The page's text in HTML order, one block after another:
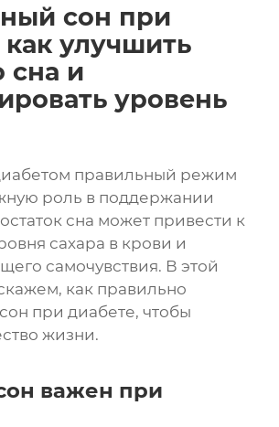
сон при
как улучшить
сна и
уровень
правильный режим
роль в поддержании
сна может привести к
сахара в крови и
самочувствия. В этой
как правильно
при диабете, чтобы
жизни.
важен при